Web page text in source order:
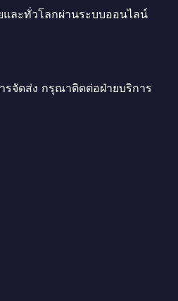
และทั่วโลกผ่านระบบออนไลน์
รจัดส่ง กรุณาติดต่อฝ่ายบริการ